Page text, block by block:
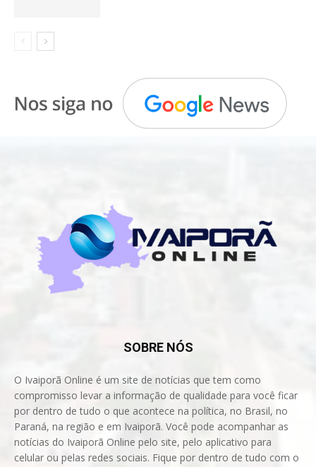
SOBRE NÓS
O Ivaiporã Online é um site de notícias que tem como
compromisso levar a informação de qualidade para você ficar
por dentro de tudo o que acontece na política, no Brasil, no
Paraná, na região e em Ivaiporã. Você pode acompanhar as
notícias do Ivaiporã Online pelo site, pelo aplicativo para
celular ou pelas redes sociais. Fique por dentro de tudo com o